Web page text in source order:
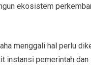
ekosistem
menggali hal perlu
instansi pemerintah